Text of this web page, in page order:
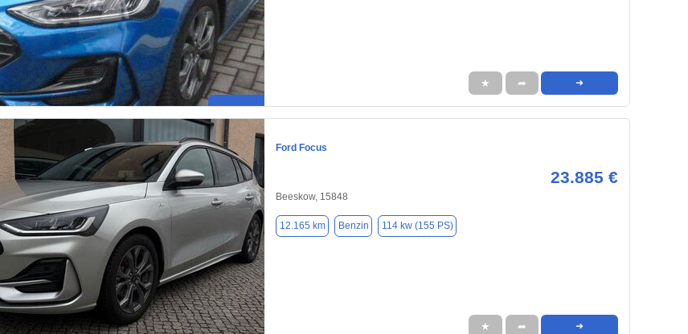
★ ➦ ➜
Ford Focus
23.885 €
Beeskow, 15848
12.165 km Benzin 114 kw (155 PS)
★ ➦ ➜